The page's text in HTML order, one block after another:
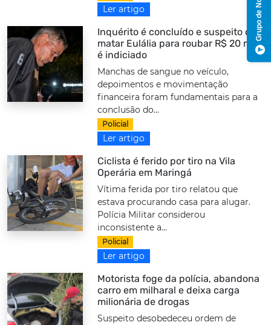
Ler artigo
Inquérito é concluído e suspeito de
matar Eulália para roubar R$ 20 mil
é indiciado
Manchas de sangue no veículo,
depoimentos e movimentação
financeira foram fundamentais para a
conclusão do...
Policial
Ler artigo
Ciclista é ferido por tiro na Vila
Operária em Maringá
Vítima ferida por tiro relatou que
estava procurando casa para alugar.
Polícia Militar considerou
inconsistente a...
Policial
Ler artigo
Motorista foge da polícia, abandona
carro em milharal e deixa carga
milionária de drogas
Suspeito desobedeceu ordem de